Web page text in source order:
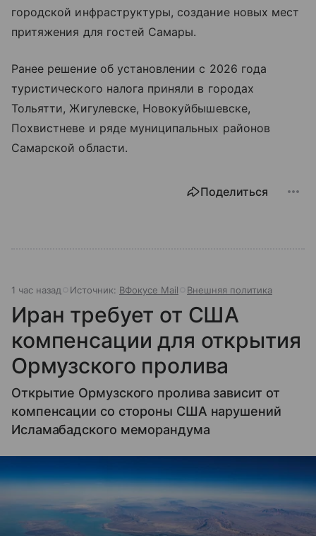
городской инфраструктуры, создание новых мест
притяжения для гостей Самары.
Ранее решение об установлении с 2026 года
туристического налога приняли в городах
Тольятти, Жигулевске, Новокуйбышевске,
Похвистневе и ряде муниципальных районов
Самарской области.
Поделиться
1 час назад Источник: ВФокусе Mail Внешняя политика
Иран требует от США
компенсации для открытия
Ормузского пролива
Открытие Ормузского пролива зависит от
компенсации со стороны США нарушений
Исламабадского меморандума